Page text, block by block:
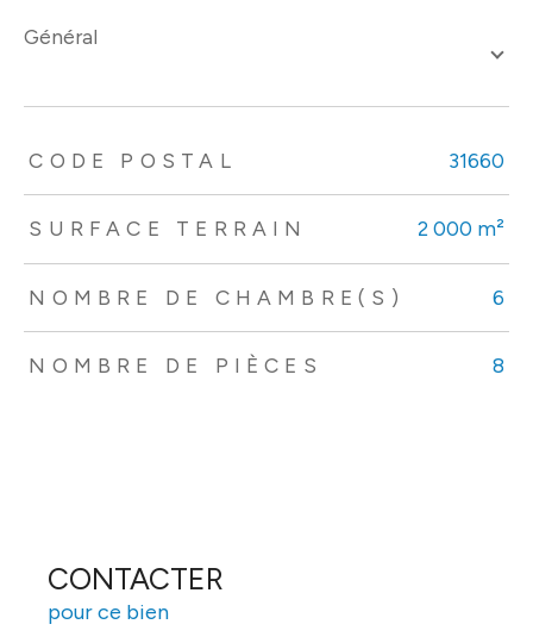
général
TRAD_ZEPHYR_Caracteristique TRAD_ZEPHYR_Valeurs
CODE POSTAL 31660
SURFACE TERRAIN 2 000 m²
NOMBRE DE CHAMBRE(S) 6
NOMBRE DE PIÈCES 8
CONTACTER
pour ce bien